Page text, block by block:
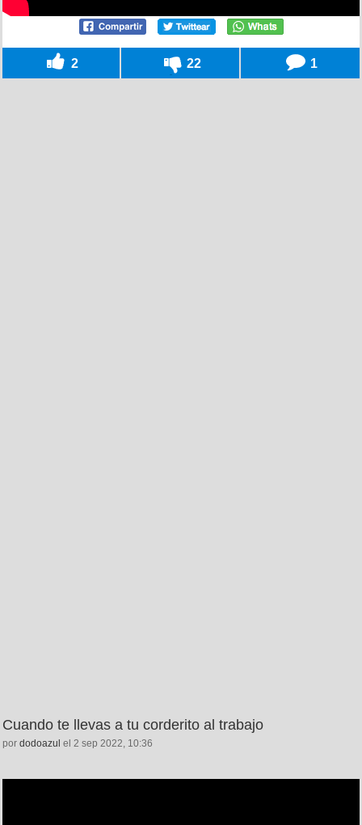
2 22 1
Cuando te llevas a tu corderito al trabajo
por dodoazul el 2 sep 2022, 10:36